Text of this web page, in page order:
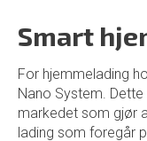
Smart
For hjemmelading
Nano System.
markedet som gjør
lading som foregår